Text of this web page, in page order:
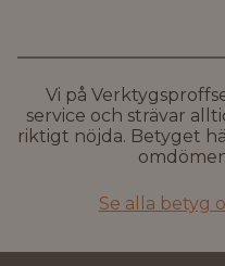
Vi på
service och strävar
riktigt nöjda. Betyget
Se alla betyg